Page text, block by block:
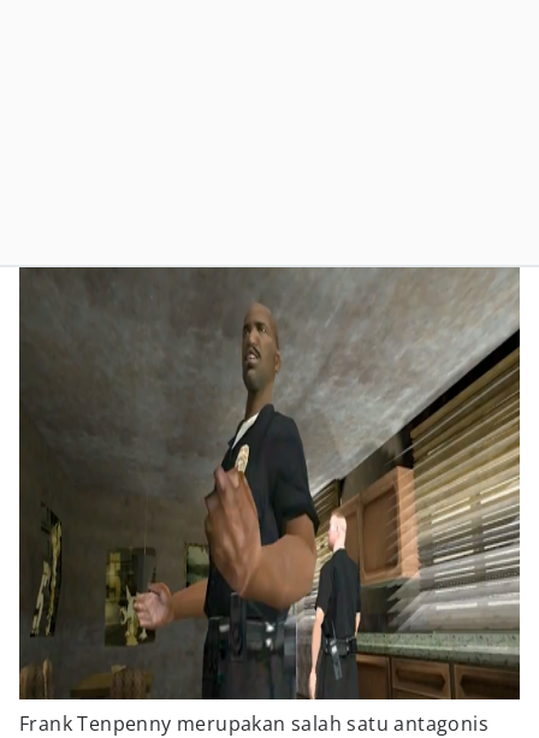
Frank Tenpenny merupakan salah satu antagonis